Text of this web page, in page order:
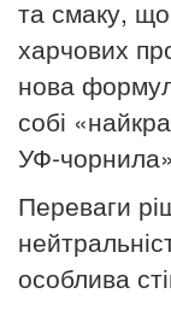
та смаку,
харчових
нова
собі
УФ-
Переваги
особлива